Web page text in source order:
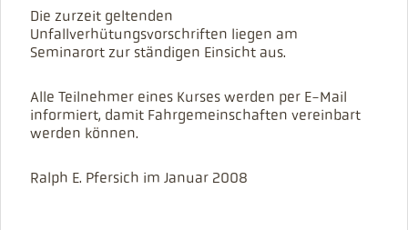
Die zurzeit geltenden
Unfallverhütungsvorschriften liegen am
Seminarort zur ständigen Einsicht aus.
Alle Teilnehmer eines Kurses werden per E-Mail
informiert, damit Fahrgemeinschaften vereinbart
werden können.
Ralph E. Pfersich im Januar 2008